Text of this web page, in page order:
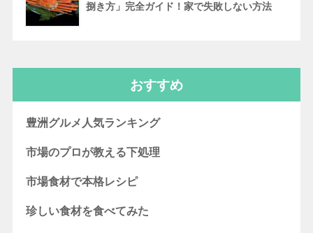
捌き方」完全ガイド！家で失敗しない方法
おすすめ
豊洲グルメ人気ランキング
市場のプロが教える下処理
市場食材で本格レシピ
珍しい食材を食べてみた